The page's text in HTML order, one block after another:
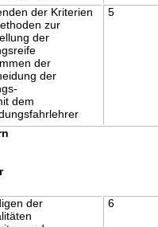
der Kriterien
zur
der
der
der
dem
5
der
6